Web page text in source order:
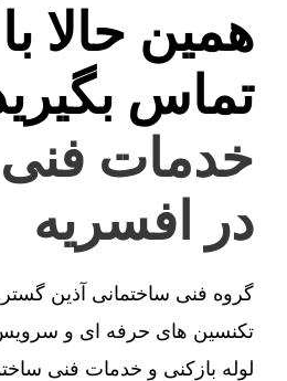
همین حالا
تماس
خدمات
در افسریه
گروه فنی ساختمانی آذین گستر
تکنسین های حرفه ای و سرویس
لوله بازکنی و خدمات فنی